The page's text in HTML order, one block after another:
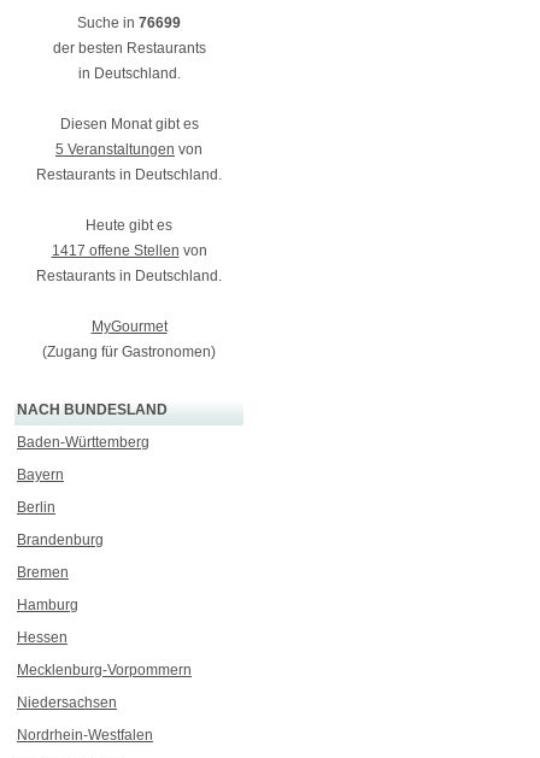
Suche in 76699
der besten Restaurants
in Deutschland.
Diesen Monat gibt es
5 Veranstaltungen von
Restaurants in Deutschland.
Heute gibt es
1417 offene Stellen von
Restaurants in Deutschland.
MyGourmet
(Zugang für Gastronomen)
NACH BUNDESLAND
Baden-Württemberg
Bayern
Berlin
Brandenburg
Bremen
Hamburg
Hessen
Mecklenburg-Vorpommern
Niedersachsen
Nordrhein-Westfalen